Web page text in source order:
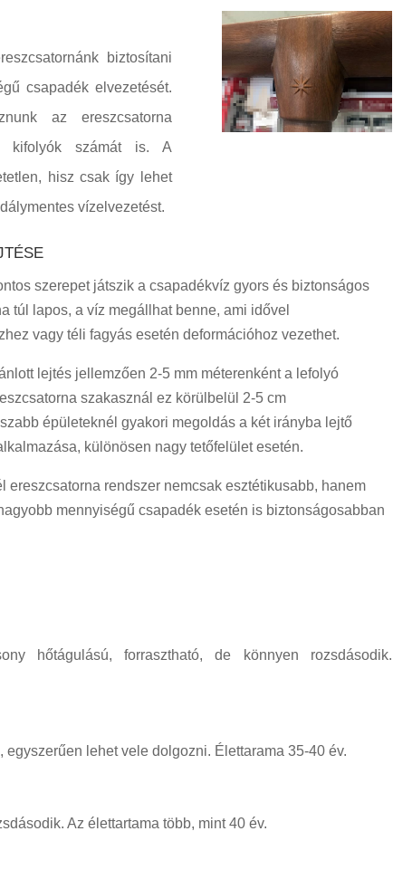
biztosítani
csapadék elvezetését.
az ereszcsatorna
kifolyók számát is. A
hisz csak így lehet
vízelvezetést.
szerepet játszik a csapadékvíz gyors és biztonságos
túl lapos, a víz megállhat benne, ami idővel
vagy téli fagyás esetén deformációhoz vezethet.
lejtés jellemzően 2-5 mm méterenként a lefolyó
szakasznál ez körülbelül 2-5 cm
épületeknél gyakori megoldás a két irányba lejtő
különösen nagy tetőfelület esetén.
ereszcsatorna rendszer nemcsak esztétikusabb, hanem
mennyiségű csapadék esetén is biztonságosabban
hőtágulású, forrasztható, de könnyen rozsdásodik.
egyszerűen lehet vele dolgozni. Élettarama 35-40 év.
Az élettartama több, mint 40 év.